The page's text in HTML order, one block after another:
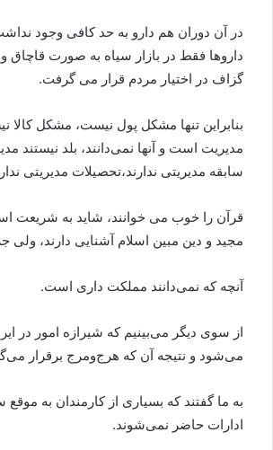
در آن دوران هم دارو به حد کافی وجود
داروها فقط در بازار سیاه به صورت قاچاق و
گزاف در اختیار مردم قرار می گرفت.
بنابراین تنها مشکل پول نیست، مشکل
مدیریت است و آنها نمی‌دانند، بلد نیستند
سابقه مدیریتی ندارند،تحصیلات مدیریتی
قرآن را خوب می خوانند، شاید به شریعت
مجید و دین مبین اسلام آشنایی دارند، ولی
آنچه که نمی‌دانند مملکت داری است.
از سوی دیگر می‌بینیم که شیرازه امور در
می‌شود و نتیجه آن که هرج‌ومرج برقرار
به ما گفتند که بسیاری از کارمندان به موقع
ادارات حاضر نمی‌شوند.